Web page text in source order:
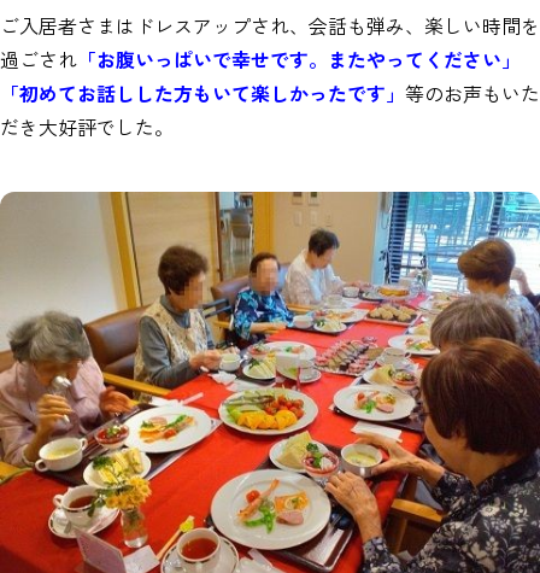
ご入居者さまはドレスアップされ、会話も弾み、楽しい時間を
過ごされ 「お腹いっぱいで幸せです。またやってください」
「初めてお話しした方もいて楽しかったです」 等のお声もいた
だき大好評でした。